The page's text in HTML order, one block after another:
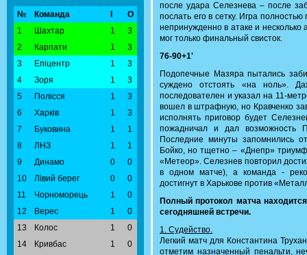
№ Команда
О
1
Шахтар 1
3
2
Карпати 1
3
3
Епіцентр 1
3
4
Зоря 1
3
5
Полісся 1
3
6
Харків 1
3
7
Буковина 1
1
8
ЛНЗ 1
1
9
Динамо 0
0
10
Лівий берег 0
0
11
Чорноморець 1
0
12
Верес 1
0
13
Колос 1
0
14
Кривбас 1
0
после удара Селезнева – после
послать его в сетку. Игра
непринужденно в атаке и
мог только финальный свисток.
76-90+1'
Подопечные Мазяра пытались
суждено отстоять «на ноль».
последователен и указал на 11-
вошел в штрафную, но Кравченко
исполнять приговор будет
пожадничал и дал возможность
Последние минуты запомнились
Бойко, но тщетно – «Днепр»
«Метеор». Селезнев повторил
в одном матче), а команда -
достигнут в Харькове против
Полный протокол матча
сегодняшней встречи.
1. Судейство.
Легкий матч для Константина
отметим назначенный пенальти,